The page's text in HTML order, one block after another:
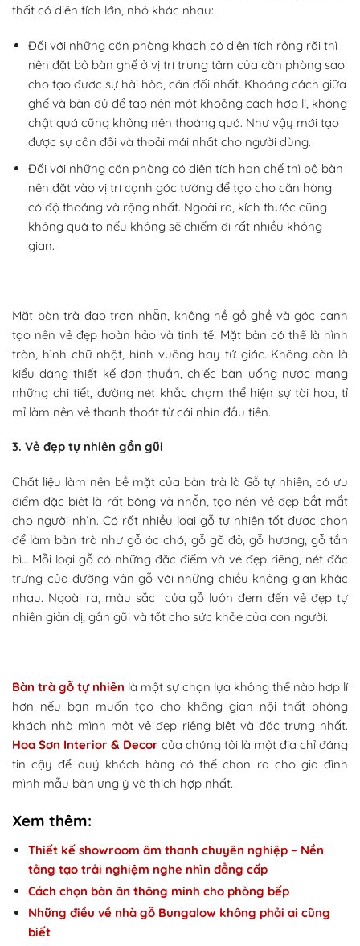
thất có diên tích lớn, nhỏ khác nhau:
Đối với những căn phòng khách có diện tích rộng rãi thì
nên đặt bô bàn ghế ở vị trí trung tâm của căn phòng sao
cho tạo được sự hài hòa, cân đối nhất. Khoảng cách giữa
ghế và bàn đủ để tạo nên một khoảng cách hợp lí, không
chật quá cũng không nên thoáng quá. Như vậy mới tạo
được sự cân đối và thoải mái nhất cho người dùng.
Đối với những căn phòng có diên tích hạn chế thì bộ bàn
nên đặt vào vị trí cạnh góc tường để tạo cho căn hòng
có độ thoáng và rộng nhất. Ngoài ra, kích thước cũng
không quá to nếu không sẽ chiếm đi rất nhiều không
gian.
Mặt bàn trà đạo trơn nhẵn, không hề gồ ghề và góc cạnh
tạo nên vẻ đẹp hoàn hảo và tinh tế. Mặt bàn có thể là hình
tròn, hình chữ nhật, hình vuông hay tứ giác. Không còn là
kiểu dáng thiết kế đơn thuần, chiếc bàn uống nước mang
những chi tiết, đường nét khắc chạm thể hiện sự tài hoa, tỉ
mỉ làm nên vẻ thanh thoát từ cái nhìn đầu tiên.
3. Vẻ đẹp tự nhiên gần gũi
Chất liệu làm nên bề mặt của bàn trà là Gỗ tự nhiên, có ưu
điểm đặc biêt là rất bóng và nhẵn, tạo nên vẻ đẹp bắt mắt
cho người nhìn. Có rất nhiều loại gỗ tự nhiên tốt được chọn
để làm bàn trà như gỗ óc chó, gỗ gõ đỏ, gỗ hương, gỗ tần
bì… Mỗi loại gỗ có những đặc điểm và vẻ đẹp riêng, nét đăc
trưng của đường vân gỗ với những chiều không gian khác
nhau. Ngoài ra, màu sắc của gỗ luôn đem đến vẻ đẹp tự
nhiên giản dị, gần gũi và tốt cho sức khỏe của con người.
Bàn trà gỗ tự nhiên là một sự chọn lựa không thể nào hợp lí
hơn nếu bạn muốn tạo cho không gian nội thất phòng
khách nhà mình một vẻ đẹp riêng biệt và đặc trưng nhất.
Hoa Sơn Interior & Decor của chúng tôi là một địa chỉ đáng
tin cậy để quý khách hàng có thể chon ra cho gia đình
mình mẫu bàn ưng ý và thích hợp nhất.
Xem thêm:
Thiết kế showroom âm thanh chuyên nghiệp – Nền
tảng tạo trải nghiệm nghe nhìn đẳng cấp
Cách chọn bàn ăn thông minh cho phòng bếp
Những điều về nhà gỗ Bungalow không phải ai cũng
biết